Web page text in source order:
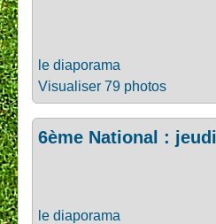
le diaporama
Visualiser 79 photos
6ème National :
le diaporama